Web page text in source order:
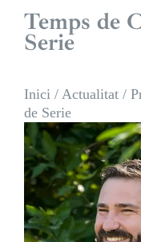
Temps de
Serie
Inici / Actualitat /
de Serie